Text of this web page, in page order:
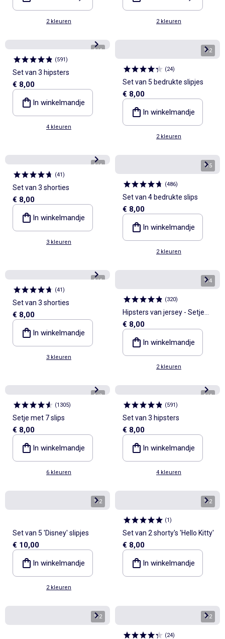
2 kleuren 2 kleuren
1/4
(591)
Set van 3 hipsters
€ 8,00
In winkelmandje
4 kleuren
1/2
(24)
Set van 5 bedrukte slipjes
€ 8,00
In winkelmandje
2 kleuren
1/4
(41)
Set van 3 shorties
€ 8,00
In winkelmandje
3 kleuren
1/5
(486)
Set van 4 bedrukte slips
€ 8,00
In winkelmandje
2 kleuren
1/4
(41)
Set van 3 shorties
€ 8,00
In winkelmandje
3 kleuren
1/4
(320)
Hipsters van jersey - Setje
van 3
€ 8,00
In winkelmandje
2 kleuren
1/8
(1305)
Setje met 7 slips
€ 8,00
In winkelmandje
6 kleuren
1/4
(591)
Set van 3 hipsters
€ 8,00
In winkelmandje
4 kleuren
1/2
Set van 5 'Disney' slipjes
€ 10,00
In winkelmandje
2 kleuren
1/2
(1)
Set van 2 shorty's 'Hello Kitty'
€ 8,00
In winkelmandje
1/2 1/2
(24)